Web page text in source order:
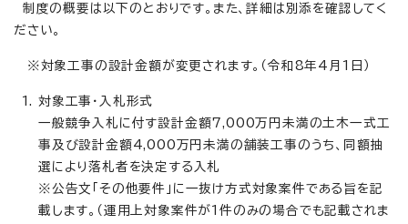
制度の概要は以下のとおりです。また、詳細は別添を確認してく
ださい。
※対象工事の設計金額が変更されます。（令和8年4月1日）
対象工事・入札形式
一般競争入札に付す設計金額7,000万円未満の土木一式工
事及び設計金額4,000万円未満の舗装工事のうち、同額抽
選により落札者を決定する入札
※公告文「その他要件」に一抜け方式対象案件である旨を記
載します。（運用上対象案件が1件のみの場合でも記載されま